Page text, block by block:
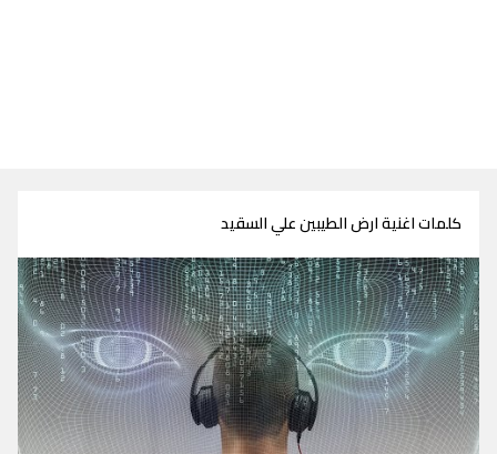
كلمات اغنية ارض الطيبين علي السقيد